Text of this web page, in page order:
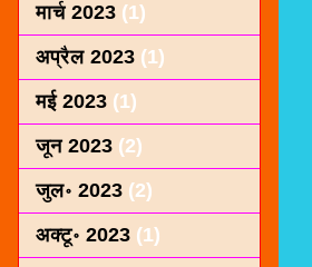
मार्च 2023 (1)
अप्रैल 2023 (1)
मई 2023 (1)
जून 2023 (2)
जुल॰ 2023 (2)
अक्टू॰ 2023 (1)